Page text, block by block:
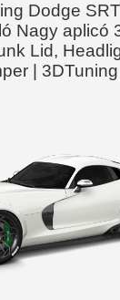
Dodge
Nagy aplicó
Lid,
| 3DTuning